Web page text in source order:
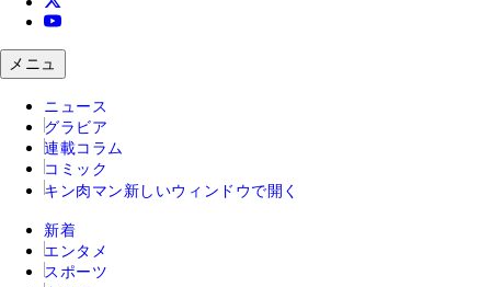
メニュ
ニュース
グラビア
連載コラム
コミック
キン肉マン 新しいウィンドウで開く
新着
エンタメ
スポーツ